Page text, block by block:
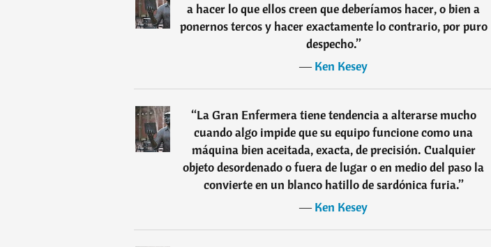
a hacer lo que ellos creen que deberíamos hacer, o bien a
ponernos tercos y hacer exactamente lo contrario, por puro
despecho.”
―Ken Kesey
“La Gran Enfermera tiene tendencia a alterarse mucho
cuando algo impide que su equipo funcione como una
máquina bien aceitada, exacta, de precisión. Cualquier
objeto desordenado o fuera de lugar o en medio del paso la
convierte en un blanco hatillo de sardónica furia.”
―Ken Kesey